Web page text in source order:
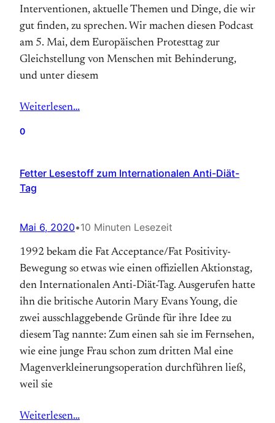
Interventionen, aktuelle Themen und Dinge, die wir
gut finden, zu sprechen. Wir machen diesen Podcast
am 5. Mai, dem Europäischen Protesttag zur
Gleichstellung von Menschen mit Behinderung,
und unter diesem
Weiterlesen…
0
Fetter Lesestoff zum Internationalen Anti-Diät-
Tag
Mai 6, 2020•10 Minuten Lesezeit
1992 bekam die Fat Acceptance/Fat Positivity-
Bewegung so etwas wie einen offiziellen Aktions­tag,
den Internationalen Anti-Diät-Tag. Aus­gerufen hatte
ihn die britische Autorin Mary Evans Young, die
zwei ausschlaggebende Gründe für ihre Idee zu
diesem Tag nannte: Zum einen sah sie im Fernsehen,
wie eine junge Frau schon zum dritten Mal eine
Magen­verkleinerungs­operation durchführen ließ,
weil sie
Weiterlesen…